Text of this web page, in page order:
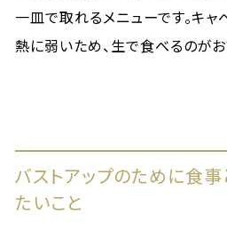
一皿で取れるメニューです。キ
熱に弱いため、生で食べるのがお
バストアップのために食
たいこと